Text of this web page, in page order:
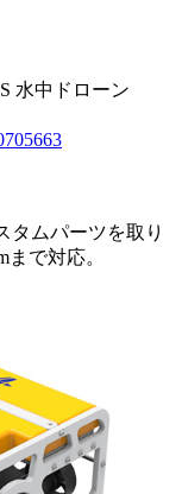
水中ドローン
タムパーツを取り
で対応。